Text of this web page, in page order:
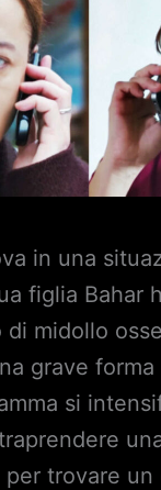
in una
figlia Bahar
di midollo
grave forma
si
per trovare un